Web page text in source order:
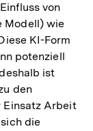
von
Modell) wie
KI-Form
potenziell
ist
den
Einsatz Arbeit
die